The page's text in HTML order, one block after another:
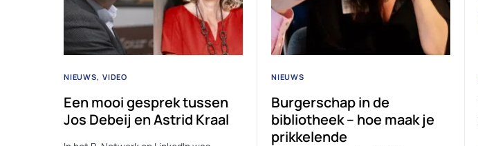
NIEUWS VIDEO
Een mooi gesprek tussen
Jos Debeij en Astrid Kraal
NIEUWS
Burgerschap in de
bibliotheek – hoe maak je
prikkelende